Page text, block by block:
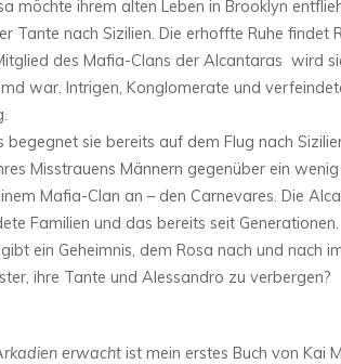
möchte ihrem alten Leben in Brooklyn
Tante nach Sizilien. Die erhoffte Ruhe findet
des Mafia-Clans der Alcantaras wird
war. Intrigen, Konglomerate und
begegnet sie bereits auf dem Flug nach
Misstrauens Männern gegenüber ein
Mafia-Clan an – den Carnevares. Die
Familien und das bereits seit Generationen.
ein Geheimnis, dem Rosa nach und nach
ihre Tante und Alessandro zu verbergen?
erwacht ist mein erstes Buch von Kai